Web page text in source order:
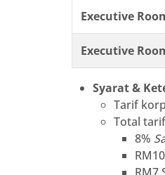
Executive
Executive
Syarat &
Tarif
Total
8%